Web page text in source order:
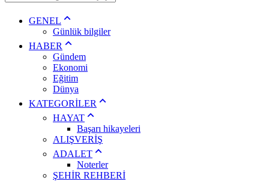
GENEL
Günlük bilgiler
HABER
Gündem
Ekonomi
Eğitim
Dünya
KATEGORİLER
HAYAT
Başarı hikayeleri
ALIŞVERİŞ
ADALET
Noterler
ŞEHİR REHBERİ